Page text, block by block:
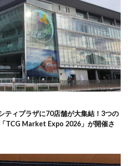
ティプラザに70店舗が大集結！3つの
TCG Market Expo 2026」が開催さ